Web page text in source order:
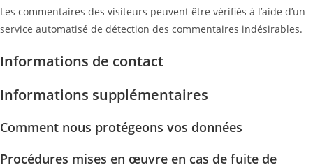
Les commentaires des visiteurs peuvent être vérifiés à l’aide d’un
service automatisé de détection des commentaires indésirables.
Informations de contact
Informations supplémentaires
Comment nous protégeons vos données
Procédures mises en œuvre en cas de fuite de